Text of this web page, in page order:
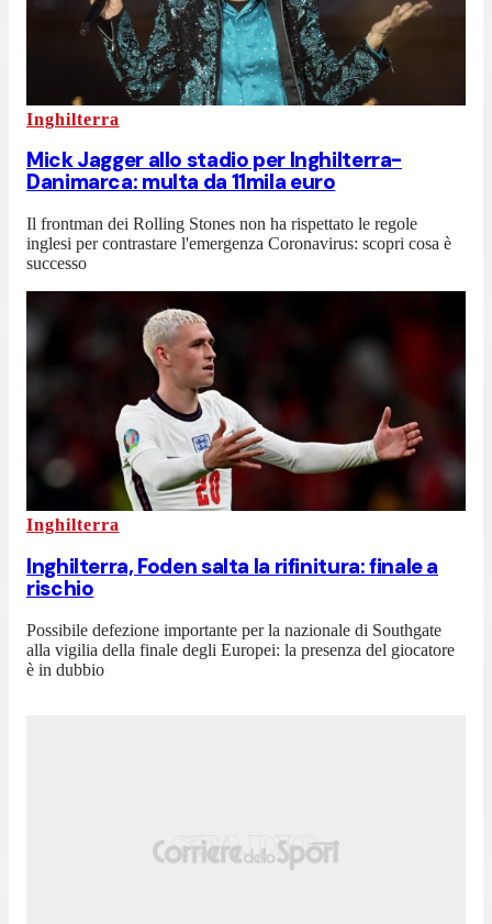
Inghilterra
Mick Jagger allo stadio per Inghilterra-
Danimarca: multa da 11mila euro
Il frontman dei Rolling Stones non ha rispettato le regole
inglesi per contrastare l'emergenza Coronavirus: scopri cosa è
successo
Inghilterra
Inghilterra, Foden salta la rifinitura: finale a
rischio
Possibile defezione importante per la nazionale di Southgate
alla vigilia della finale degli Europei: la presenza del giocatore
è in dubbio